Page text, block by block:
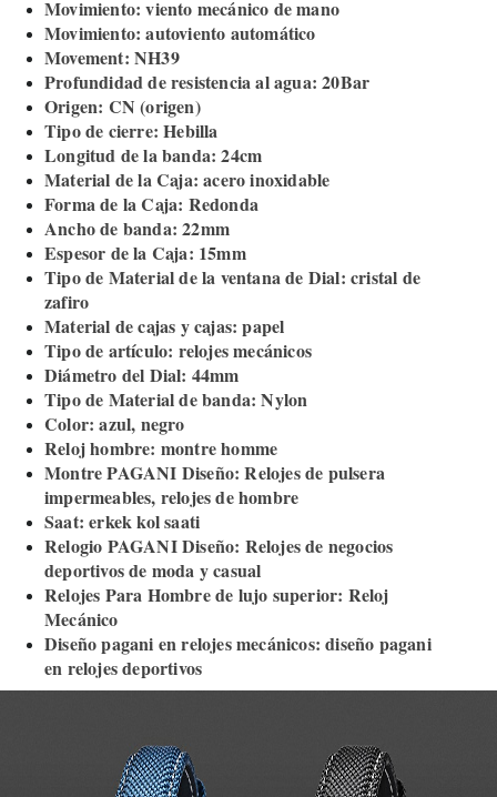
Movimiento: viento mecánico de mano
Movimiento: autoviento automático
Movement: NH39
Profundidad de resistencia al agua: 20Bar
Origen: CN (origen)
Tipo de cierre: Hebilla
Longitud de la banda: 24cm
Material de la Caja: acero inoxidable
Forma de la Caja: Redonda
Ancho de banda: 22mm
Espesor de la Caja: 15mm
Tipo de Material de la ventana de Dial: cristal de
zafiro
Material de cajas y cajas: papel
Tipo de artículo: relojes mecánicos
Diámetro del Dial: 44mm
Tipo de Material de banda: Nylon
Color: azul, negro
Reloj hombre: montre homme
Montre PAGANI Diseño: Relojes de pulsera
impermeables, relojes de hombre
Saat: erkek kol saati
Relogio PAGANI Diseño: Relojes de negocios
deportivos de moda y casual
Relojes Para Hombre de lujo superior: Reloj
Mecánico
Diseño pagani en relojes mecánicos: diseño pagani
en relojes deportivos